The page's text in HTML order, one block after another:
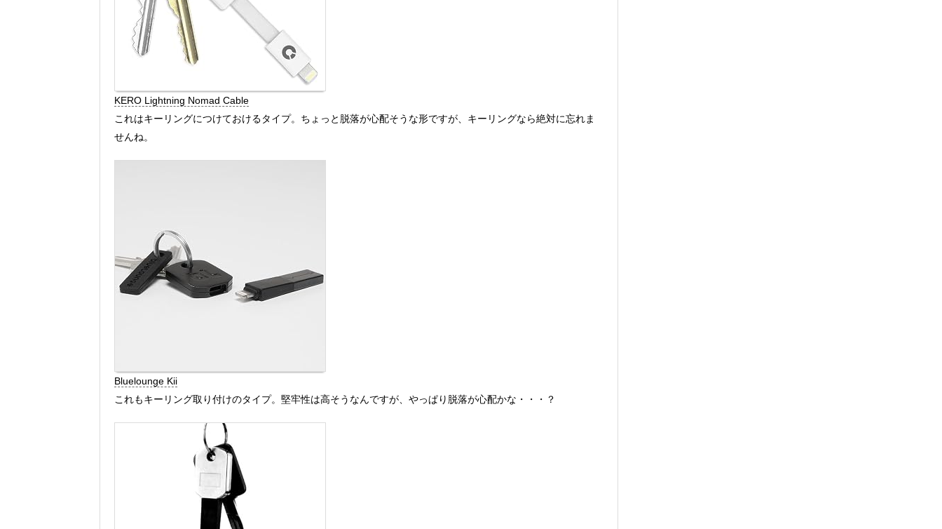
KERO Lightning Nomad Cable
これはキーリングにつけておけるタイプ。ちょっと脱落が心配そうな形ですが、キーリングなら絶対に忘れま
せんね。
Bluelounge Kii
これもキーリング取り付けのタイプ。堅牢性は高そうなんですが、やっぱり脱落が心配かな・・・？